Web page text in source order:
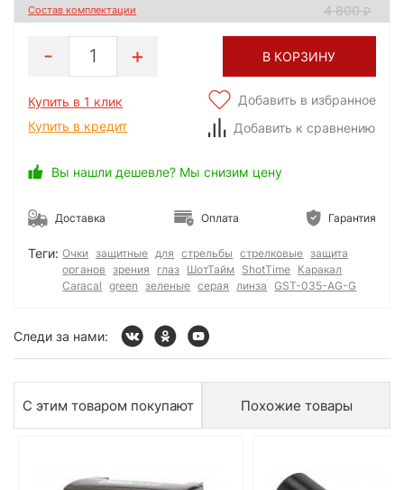
Состав комплектации 4 800
1 В КОРЗИНУ
Купить в 1 клик
Купить в кредит
Добавить в избранное
Добавить к сравнению
Вы нашли дешевле? Мы снизим цену
Доставка Оплата Гарантия
Теги: Очки защитные для стрельбы стрелковые защита
органов
зрения глаз ШотТайм ShotTime Каракал
Caracal
green зеленые серая линза GST-035-AG-G
Следи за нами:
С этим товаром покупают Похожие товары